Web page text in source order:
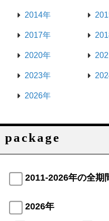
2014年
2017年
2020年
2023年
2026年
package
2011-2026年の全期
2026年